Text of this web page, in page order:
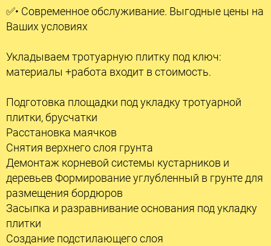
✅• Современное обслуживание. Выгодные цены на
Ваших условиях
Укладываем тротуарную плитку под ключ:
материалы +работа входит в стоимость.
Подготовка площадки под укладку тротуарной
плитки, брусчатки
Расстановка маячков
Снятия верхнего слоя грунта
Демонтаж корневой системы кустарников и
деревьев Формирование углубленный в грунте для
размещения бордюров
Засыпка и разравнивание основания под укладку
плитки
Создание подстилающего слоя